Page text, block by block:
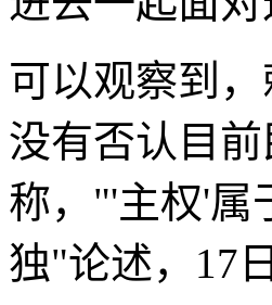
可以观察到
没有否认目
称，"'主权'属
独"论述，17